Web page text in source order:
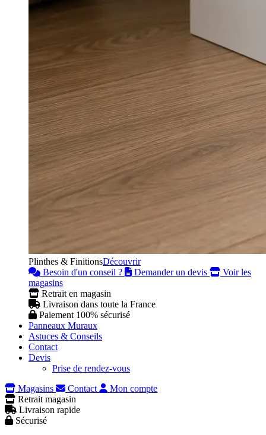
Plinthes & FinitionsDécouvrir
Besoin d'un conseil ?
Demander un devis
Voir les
magasins
Retrait en magasin
Livraison dans toute la France
Paiement 100% sécurisé
Panneaux Muraux
Astuces & Conseils
Contact
Devis
Prise de rendez-vous
Magasins
Contact
Mon compte
Retrait magasin
Livraison rapide
Sécurisé